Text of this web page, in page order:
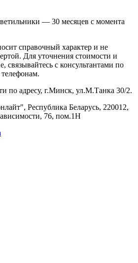
— 30 месяцев с момента
справочный характер и не
Для уточнения стоимости и
связывайтесь с консультантами по
по адресу, г.Минск, ул.М.Танка 30/2.
Республика Беларусь, 220012,
76, пом.1Н